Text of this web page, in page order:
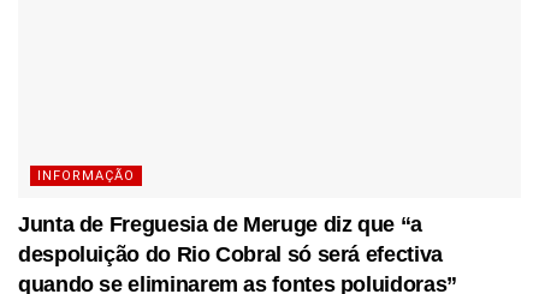
INFORMAÇÃO
Junta de Freguesia de Meruge diz que “a
despoluição do Rio Cobral só será efectiva
quando se eliminarem as fontes poluidoras”